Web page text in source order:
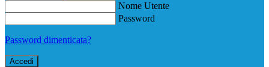
Nome Utente
Password
Password dimenticata?